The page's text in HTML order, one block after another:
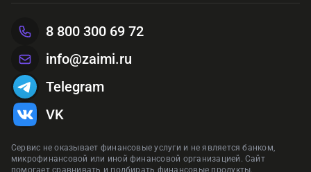
Сервис не оказывает финансовые услуги и не является банком,
микрофинансовой или иной финансовой организацией. Сайт
8 800 300 69 72
info@zaimi.ru
Telegram
VK